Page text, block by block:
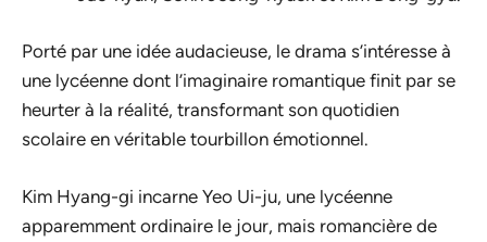
Porté par une idée audacieuse, le drama s’intéresse à
une lycéenne dont l’imaginaire romantique finit par se
heurter à la réalité, transformant son quotidien
scolaire en véritable tourbillon émotionnel.
Kim Hyang-gi incarne Yeo Ui-ju, une lycéenne
apparemment ordinaire le jour, mais romancière de